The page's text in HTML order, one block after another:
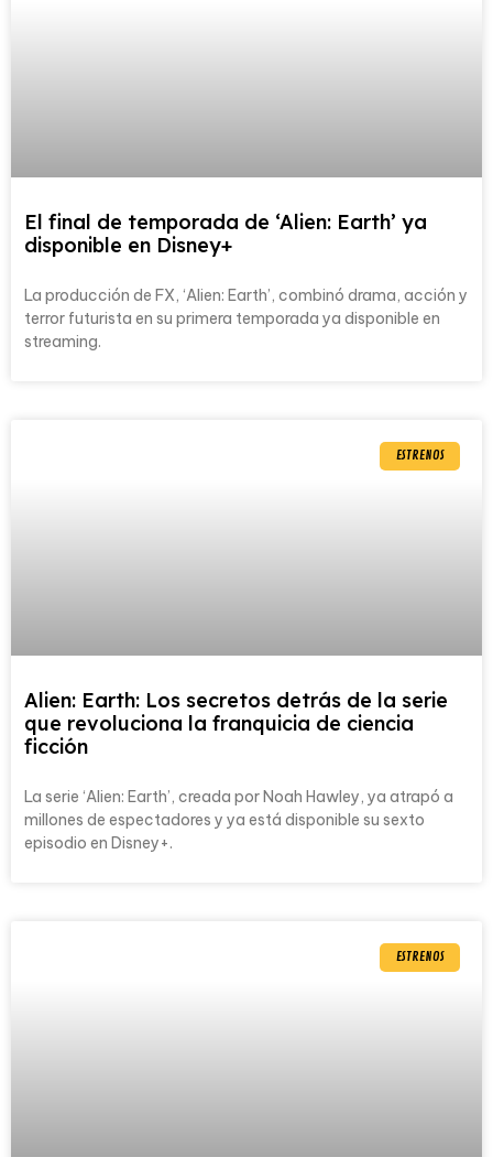
El final de temporada de ‘Alien: Earth’ ya
disponible en Disney+
La producción de FX, ‘Alien: Earth’, combinó drama, acción y
terror futurista en su primera temporada ya disponible en
streaming.
ESTRENOS
Alien: Earth: Los secretos detrás de la serie
que revoluciona la franquicia de ciencia
ficción
La serie ‘Alien: Earth’, creada por Noah Hawley, ya atrapó a
millones de espectadores y ya está disponible su sexto
episodio en Disney+.
ESTRENOS